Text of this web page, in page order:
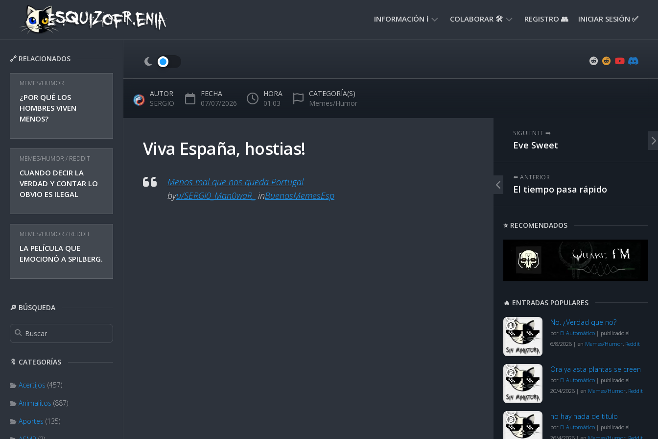
content
INFORMACIÓN ℹ️
NORMAS
COLABORAR 🛠️ REGISTRO 👥 INICIAR SESIÓN ✅
🔗 RELACIONADOS
MEMES/HUMOR
¿POR QUÉ LOS
HOMBRES VIVEN
MENOS?
MEMES/HUMOR / REDDIT
CUANDO DECIR LA
VERDAD Y CONTAR LO
OBVIO ES ILEGAL
MEMES/HUMOR / REDDIT
LA PELÍCULA QUE
EMOCIONÓ A SPILBERG.
🔎 BÚSQUEDA
🔖 CATEGORÍAS
Acertijos (457)
Animalitos (887)
Aportes (135)
AUTOR
SERGIO
FECHA
07/07/2026
HORA
01:03
CATEGORÍA(S)
Memes/Humor
Viva España, hostias!
Menos mal que nos queda Portugal
byu/SERGI0_Man0waR_ inBuenosMemesEsp
SIGUIENTE ➡️
Eve Sweet
⬅️ ANTERIOR
El tiempo pasa rápido
⭐ RECOMENDADOS
🔥 ENTRADAS POPULARES
No. ¿Verdad que no?
por El Automático | publicado el
6/8/2026 | en Memes/Humor, Reddit
Ora ya asta plantas se creen
por El Automático | publicado el
20/4/2026 | en Memes/Humor, Reddit
no hay nada de titulo
por El Automático | publicado el